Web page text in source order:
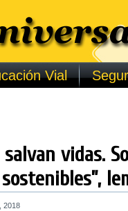
Vial
vidas.
2018